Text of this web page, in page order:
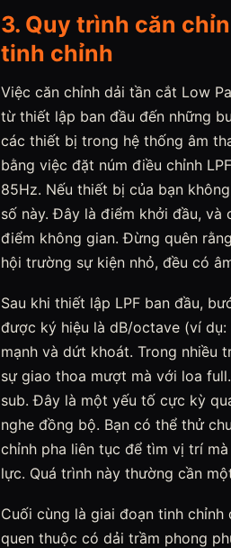
3. Quy trình căn
tinh chỉnh
Việc căn chỉnh dải tần cắt Low
từ thiết lập ban đầu đến những
các thiết bị trong hệ thống âm
bằng việc đặt núm điều chỉnh
85Hz. Nếu thiết bị của bạn
số này. Đây là điểm khởi đầu, và
điểm không gian. Đừng quên
hội trường sự kiện nhỏ, đều có
Sau khi thiết lập LPF ban đầu,
được ký hiệu là dB/octave (ví
mạnh và dứt khoát. Trong nhiều
sự giao thoa mượt mà với loa
sub. Đây là một yếu tố cực kỳ
nghe đồng bộ. Bạn có thể thử
chỉnh pha liên tục để tìm vị trí
lực. Quá trình này thường cần
Cuối cùng là giai đoạn tinh
quen thuộc có dải trầm phong